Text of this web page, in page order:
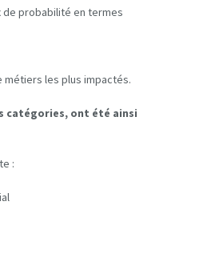
de probabilité en termes
les plus impactés.
catégories, ont été ainsi
: